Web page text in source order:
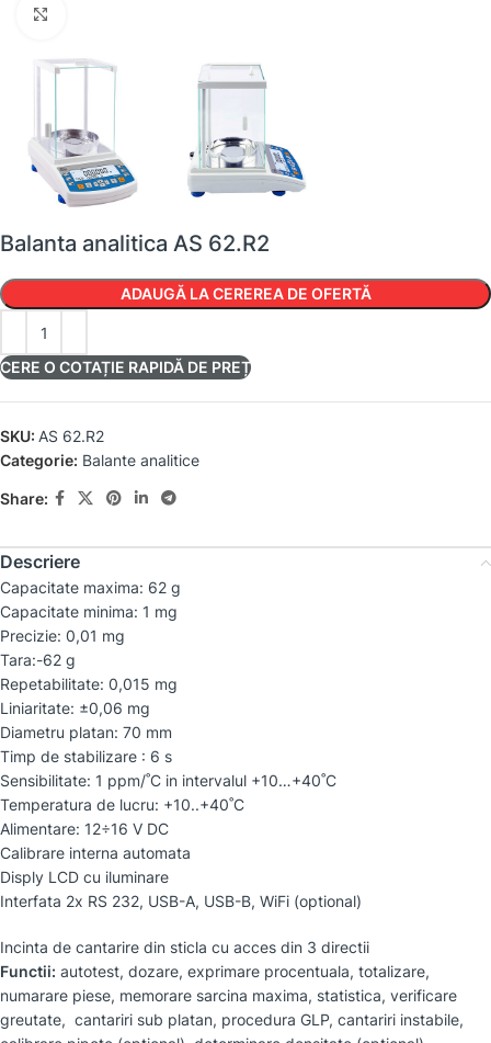
Balanta analitica AS 62.R2
ADAUGĂ LA CEREREA DE OFERTĂ
CERE O COTAȚIE RAPIDĂ DE PREȚ
SKU: AS 62.R2
Categorie: Balante analitice
Share:
Descriere
Capacitate maxima: 62 g
Capacitate minima: 1 mg
Precizie: 0,01 mg
Tara:-62 g
Repetabilitate: 0,015 mg
Liniaritate: ±0,06 mg
Diametru platan: 70 mm
Timp de stabilizare : 6 s
Sensibilitate: 1 ppm/˚C in intervalul +10…+40˚C
Temperatura de lucru: +10..+40˚C
Alimentare: 12÷16 V DC
Calibrare interna automata
Disply LCD cu iluminare
Interfata 2x RS 232, USB-A, USB-B, WiFi (optional)
Incinta de cantarire din sticla cu acces din 3 directii
Functii: autotest, dozare, exprimare procentuala, totalizare,
numarare piese, memorare sarcina maxima, statistica, verificare
greutate, cantariri sub platan, procedura GLP, cantariri instabile,